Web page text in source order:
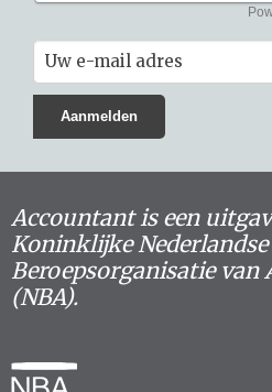
Accountant is een
Koninklijke Nederlandse
Beroepsorganisatie van
(NBA).